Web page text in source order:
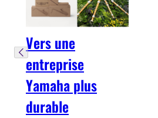
Vers une
entreprise
Yamaha plus
durable